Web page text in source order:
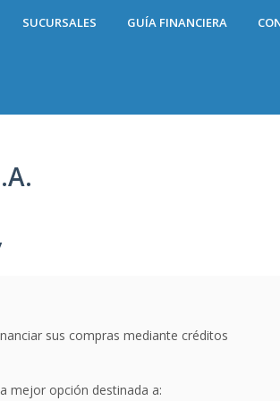
SUCURSALES GUÍA FINANCIERA
sus compras mediante créditos
mejor opción destinada a: